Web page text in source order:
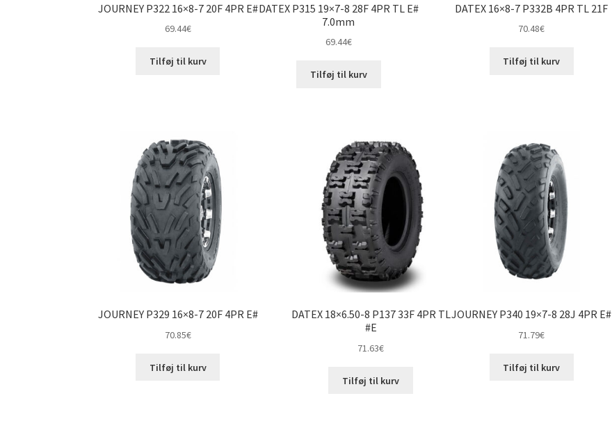
JOURNEY P322 16×8-7 20F 4PR E#
69.44€
Tilføj til kurv
DATEX P315 19×7-8 28F 4PR TL E#
7.0mm
69.44€
Tilføj til kurv
DATEX 16×8-7 P332B 4PR TL 21F
70.48€
Tilføj til kurv
JOURNEY P329 16×8-7 20F 4PR E#
70.85€
Tilføj til kurv
DATEX 18×6.50-8 P137 33F 4PR TL
#E
71.63€
Tilføj til kurv
JOURNEY P340 19×7-8 28J 4PR E#
71.79€
Tilføj til kurv